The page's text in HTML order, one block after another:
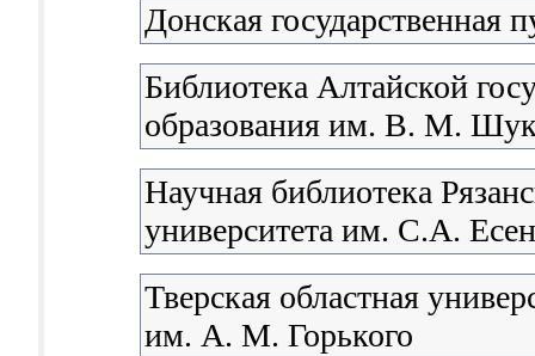
Донская государственная
Библиотека Алтайской
образования им. В. М.
Научная библиотека
университета им. С.А.
Тверская областная
им. А. М. Горького